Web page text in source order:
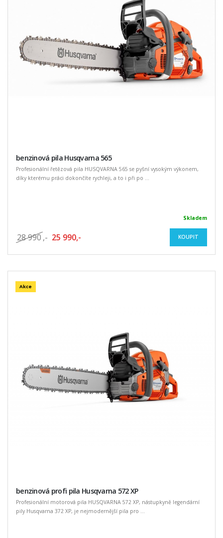
benzinová pila Husqvarna 565
Profesionální řetězová pila HUSQVARNA 565 se pyšní vysokým výkonem,
díky kterému práci dokončíte rychleji, a to i při po ...
Skladem
28 990 ,- 25 990,- KOUPIT
Akce
benzinová profi pila Husqvarna 572 XP
Profesionální motorová pila HUSQVARNA 572 XP, nástupkyně legendární
pily Husqvarna 372 XP, je nejmodernější pila pro ...